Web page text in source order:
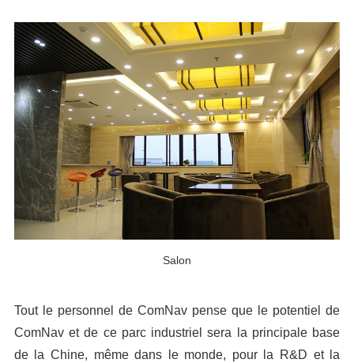
Salon
Tout le personnel de ComNav pense que le potentiel de
ComNav et de ce parc industriel sera la principale base
de la Chine, même dans le monde, pour la R&D et la